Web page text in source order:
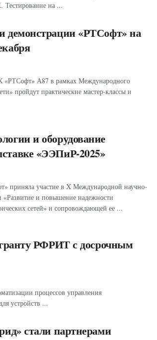
на ...
демонстрации «РТСофт» на
«РТСофт» А87 в рамках Международного
пройдут практические мастер-классы и
и оборудование
«ЭЭПиР-2025»
приняла участие в X Международной научно-
«Развитие и повышение надежности
сетей» и сопровождающей ее ...
РФРИТ с досрочным
процессов управления
устройств ...
стали партнерами